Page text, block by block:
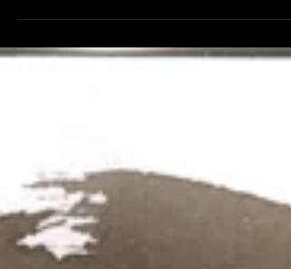
Artiste pluridisciplinaire, de grand talent et plus
tatoueur le jour, et...